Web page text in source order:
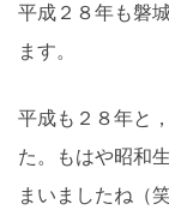
平成２８年も磐
ます。
平成も２８年と
た。もはや昭和
まいましたね（笑